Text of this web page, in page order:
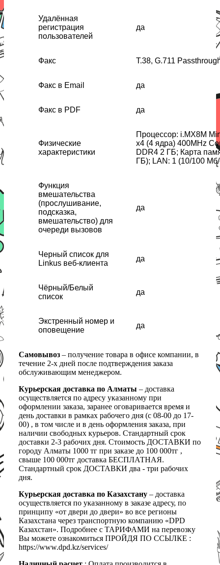
Удалённая
регистрация
пользователей
да
Факс Т.38, G.711
Факс в Email да
Факс в PDF да
Физические
характеристики
Процессор: i.MX8M
x4 (4 ядра) 400MHz
DDR4 2 ГБ; Карта
ГБ); LAN: 1 (10/100
Функция
вмешательства
(прослушивание,
подсказка,
вмешательство) для
очереди вызовов
да
Черный список для
Linkus веб-клиента
да
Чёрный/Белый
список
да
Экстренный номер и
оповещение
да
Самовывоз – получение товара в офисе компании, в
течение 2-х дней после подтверждения заказа
обслуживающим менеджером.
Курьерская доставка по Алматы – доставка
осуществляется по адресу указанному при
оформлении заказа, заранее оговаривается время и
день доставки в рамках рабочего дня (с 08-00 до 17-
00) , в том числе и в день оформления заказа, при
наличии свободных курьеров. Стандартный срок
доставки 2-3 рабочих дня. Стоимость ДОСТАВКИ по
городу Алматы 1000 тг при заказе до 100 000тг ,
свыше 100 000тг доставка БЕСПЛАТНАЯ.
Стандартный срок ДОСТАВКИ два - три рабочих
дня.
Курьерская доставка по Казахстану – доставка
осуществляется по указанному в заказе адресу, по
принципу «от двери до двери» во все регионы
Казахстана через транспортную компанию «DPD
Казахстан». Подробнее с ТАРИФАМИ на перевозку
Вы можете ознакомиться ПРОЙДЯ ПО ССЫЛКЕ :
https://www.dpd.kz/services/